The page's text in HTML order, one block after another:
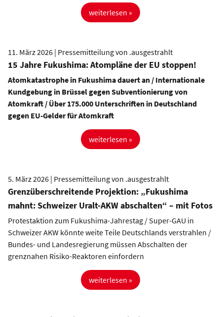
weiterlesen »
11. März 2026 | Pressemitteilung von .ausgestrahlt
15 Jahre Fukushima: Atompläne der EU stoppen!
Atomkatastrophe in Fukushima dauert an / Internationale
Kundgebung in Brüssel gegen Subventionierung von
Atomkraft / Über 175.000 Unterschriften in Deutschland
gegen EU-Gelder für Atomkraft
weiterlesen »
5. März 2026 | Pressemitteilung von .ausgestrahlt
Grenzüberschreitende Projektion: „Fukushima
mahnt: Schweizer Uralt-AKW abschalten“ – mit Fotos
Protestaktion zum Fukushima-Jahrestag / Super-GAU in
Schweizer AKW könnte weite Teile Deutschlands verstrahlen /
Bundes- und Landesregierung müssen Abschalten der
grenznahen Risiko-Reaktoren einfordern
weiterlesen »